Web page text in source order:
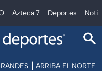
Azteca 7 Deportes
ARRIBA EL NORTE